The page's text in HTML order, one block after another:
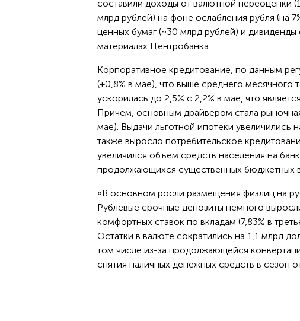
составили доходы от валютной переоценки
млрд рублей) на фоне ослабления рубля (на
ценных бумаг (~30 млрд рублей) и
материалах Центробанка.
Корпоративное кредитование, по данным
(+0,8% в мае), что выше среднего
ускорилась до 2,5% с 2,2% в мае, что
Причем, основным драйвером стала
мае). Выдачи льготной ипотеки
также выросло потребительское
увеличился объем средств населения на
продолжающихся существенных бюджетных
«В основном росли размещения физлиц на
Рублевые срочные депозиты немного
комфортных ставок по вкладам (7,83% в
Остатки в валюте сократились на 1,1 млрд
том числе из-за продолжающейся
снятия наличных денежных средств в сезон